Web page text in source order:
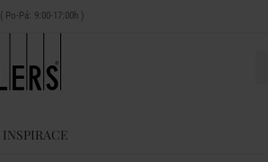
( Po-Pá: 9:00-17:00h )
INSPIRACE